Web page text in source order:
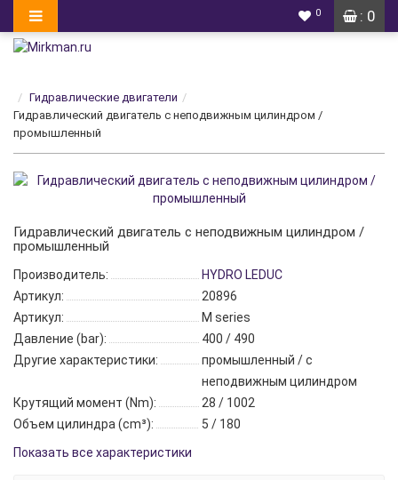
: 0
0
Гидравлические двигатели
Гидравлический двигатель с неподвижным цилиндром /
промышленный
Гидравлический двигатель с неподвижным цилиндром /
промышленный
Производитель:
HYDRO LEDUC
Артикул:
20896
Артикул:
M series
Давление (bar):
400 / 490
Другие характеристики:
промышленный / с
неподвижным цилиндром
Крутящий момент (Nm):
28 / 1002
Объем цилиндра (cm³):
5 / 180
Показать все характеристики